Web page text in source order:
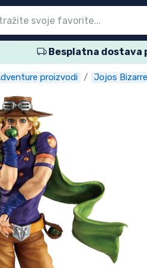
Besplatna dostava
proizvodi Jojos
glavni izbornik
glavni izbornik
glavni izbornik
glavni izbornik
glavni izbornik
glavni izbornik
glavni izbornik
proizvodi
glavni izbornik
glavni izbornik